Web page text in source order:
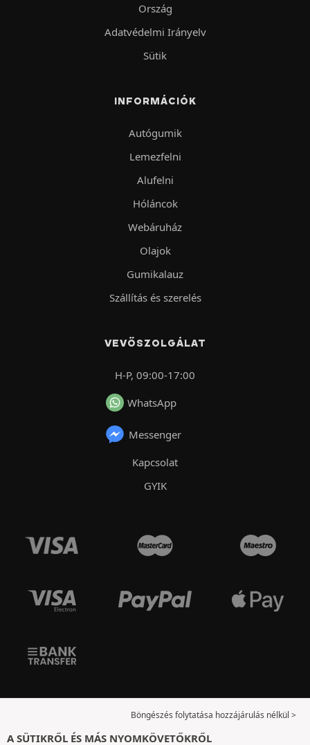
Ország
Adatvédelmi Irányelv
Sütik
INFORMÁCIÓK
Autógumik
Lemezfelni
Alufelni
Hóláncok
Webáruház
Olajok
Gumikalauz
Szállítás és szerelés
VEVŐSZOLGÁLAT
H-P, 09:00-17:00
WhatsApp
Messenger
Kapcsolat
GYIK
Böngészés folytatása hozzájárulás nélkül >
A SÜTIKRŐL ÉS MÁS NYOMKÖVETŐKRŐL